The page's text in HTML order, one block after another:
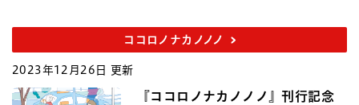
ココロノナカノノノ
2023年12月26日 更新
『ココロノナカノノノ』刊行記念